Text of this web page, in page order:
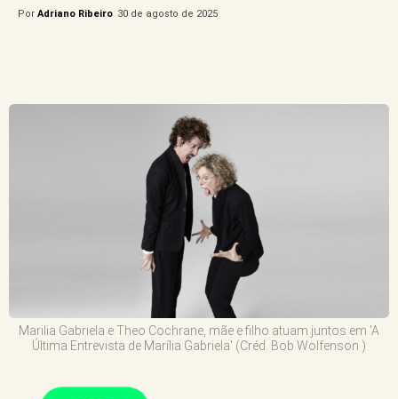
Por Adriano Ribeiro 30 de agosto de 2025
Marilia Gabriela e Theo Cochrane, mãe e filho atuam juntos em 'A
Última Entrevista de Marília Gabriela' (Créd. Bob Wolfenson )